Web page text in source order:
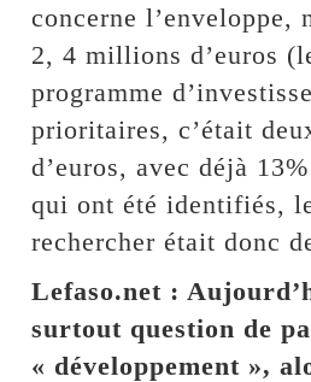
concerne l’enveloppe,
2, 4 millions d’euros
programme
prioritaires, c’était
d’euros, avec déjà
qui ont été identifiés,
rechercher était donc
Lefaso.net :
surtout question de
« développement »,